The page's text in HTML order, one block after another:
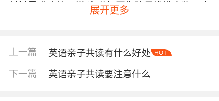
材料是成功的一半 选书如同为孩子挑选衣物，太
大或太小都不合身。对于英语阅读的初学者，建
人。孩子往往是先看图再看字，如果绘本插图不
够生动，便难以抓住他们的注意力。那些色彩鲜
明、细节丰富的绘本，即使孩子暂时听不懂文
字，也能通过画面理解故事大意。 二是文字重复
展开更多
上一篇 英语亲子共读有什么好处 HOT
下一篇 英语亲子共读要注意什么